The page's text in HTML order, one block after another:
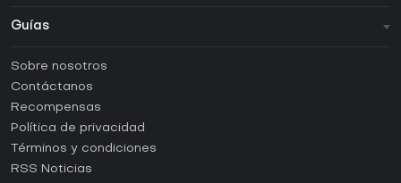
Guías
Guías y tutoriales
¿Cómo activar una CD Key de Steam?
¿Cómo activar una CD Key de Epic Games?
¿Cómo activar una CD Key de GOG?
¿Cómo activar una CD Key de Ubisoft Connect?
Sobre nosotros
Contáctanos
Recompensas
Política de privacidad
Términos y condiciones
RSS Noticias